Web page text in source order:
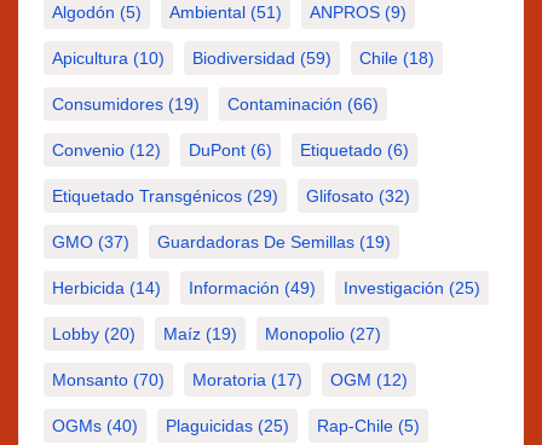
Algodón (5) Ambiental (51) ANPROS (9)
Apicultura (10) Biodiversidad (59) Chile (18)
Consumidores (19) Contaminación (66)
Convenio (12) DuPont (6) Etiquetado (6)
Etiquetado Transgénicos (29) Glifosato (32)
GMO (37) Guardadoras De Semillas (19)
Herbicida (14) Información (49) Investigación (25)
Lobby (20) Maíz (19) Monopolio (27)
Monsanto (70) Moratoria (17) OGM (12)
OGMs (40) Plaguicidas (25) Rap-Chile (5)